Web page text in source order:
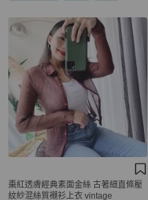
棗紅透膚經典素面金絲 古著細直條壓
紋紗混絲質襯衫上衣 vintage